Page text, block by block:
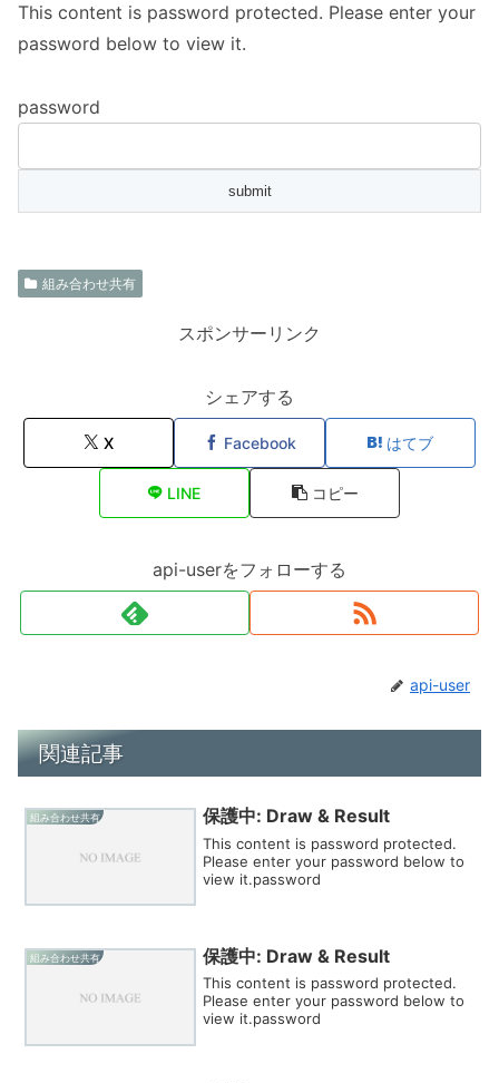
This content is password protected. Please enter your
password below to view it.
password
組み合わせ共有
スポンサーリンク
シェアする
X Facebook はてブ
LINE コピー
api-userをフォローする
api-user
関連記事
組み合わせ共有 保護中: Draw & Result
This content is password protected.
Please enter your password below to
view it.password
組み合わせ共有 保護中: Draw & Result
This content is password protected.
Please enter your password below to
view it.password